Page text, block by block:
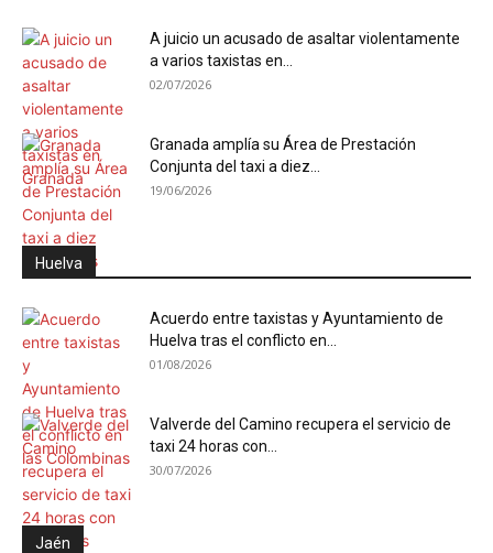
A juicio un acusado de asaltar violentamente
a varios taxistas en...
02/07/2026
Granada amplía su Área de Prestación
Conjunta del taxi a diez...
19/06/2026
Huelva
Acuerdo entre taxistas y Ayuntamiento de
Huelva tras el conflicto en...
01/08/2026
Valverde del Camino recupera el servicio de
taxi 24 horas con...
30/07/2026
Jaén